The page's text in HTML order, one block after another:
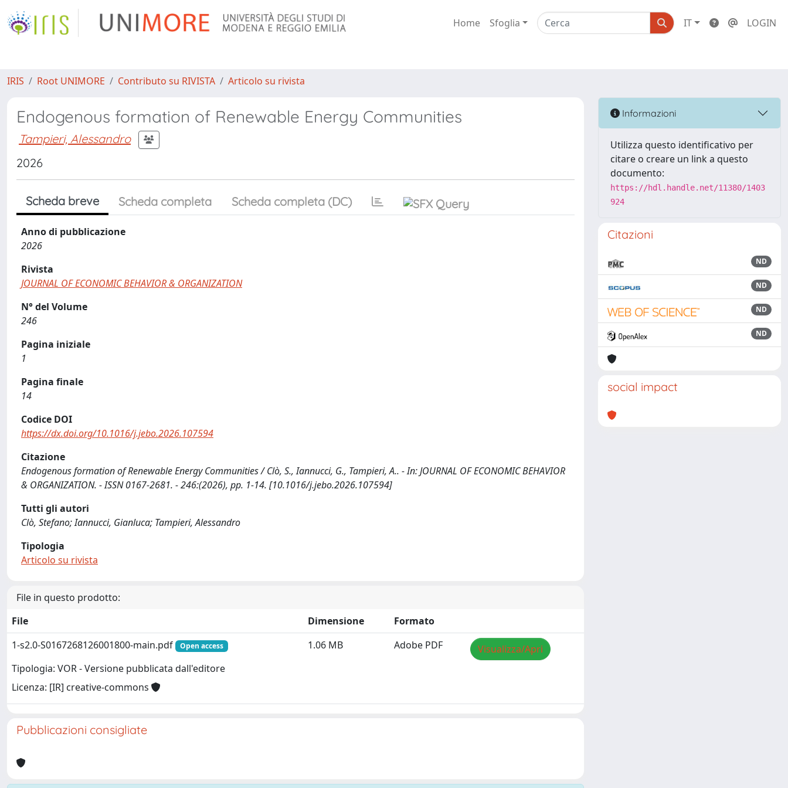
Home Sfoglia IT LOGIN
IRIS Root UNIMORE Contributo su RIVISTA Articolo su rivista
Endogenous formation of Renewable Energy Communities
Tampieri, Alessandro
2026
Scheda breve Scheda completa Scheda completa (DC)
Anno di pubblicazione
2026
Rivista
JOURNAL OF ECONOMIC BEHAVIOR & ORGANIZATION
N° del Volume
246
Pagina iniziale
1
Pagina finale
14
Codice DOI
https://dx.doi.org/10.1016/j.jebo.2026.107594
Citazione
Endogenous formation of Renewable Energy Communities / Clò, S., Iannucci, G., Tampieri, A.. - In: JOURNAL OF ECONOMIC BEHAVIOR
& ORGANIZATION. - ISSN 0167-2681. - 246:(2026), pp. 1-14. [10.1016/j.jebo.2026.107594]
Tutti gli autori
Clò, Stefano; Iannucci, Gianluca; Tampieri, Alessandro
Tipologia
Articolo su rivista
File in questo prodotto:
File
Dimensione
Formato
1-s2.0-S0167268126001800-main.pdf
Open access
Tipologia: VOR - Versione pubblicata dall'editore
Licenza: [IR] creative-commons
1.06 MB Adobe PDF Visualizza/Apri
Pubblicazioni consigliate
Informazioni
Utilizza questo identificativo per
citare o creare un link a questo
documento:
https://hdl.handle.net/11380/1403
924
Citazioni
ND
ND
ND
ND
social impact